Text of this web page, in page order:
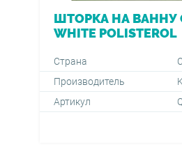
ШТОРКА НА ВАННУ
WHITE POLISTEROL
Страна
Производитель
Артикул